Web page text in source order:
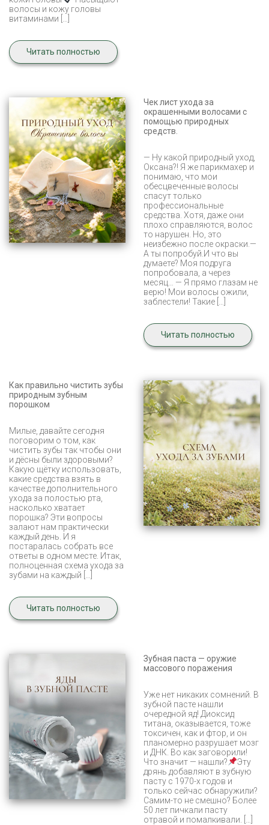
волосы и кожу головы
витаминами […]
Читать полностью
Чек лист ухода за
окрашенными волосами с
помощью природных
средств.
— Ну какой природный уход,
Оксана?! Я же парикмахер и
понимаю, что мои
обесцвеченные волосы
спасут только
профессиональные
средства. Хотя, даже они
плохо справляются, волос
то нарушен. Но, это
неизбежно после окраски.—
А ты попробуй.И что вы
думаете? Моя подруга
попробовала, а через
месяц… — Я прямо глазам не
верю! Мои волосы ожили,
заблестели! Такие […]
Читать полностью
Как правильно чистить зубы
природным зубным
порошком
Милые, давайте сегодня
поговорим о том, как
чистить зубы так чтобы они
и дёсны были здоровыми?
Какую щётку использовать,
какие средства взять в
качестве дополнительного
ухода за полостью рта,
насколько хватает
порошка? Эти вопросы
залают нам практически
каждый день. И я
постаралась собрать все
ответы в одном месте. Итак,
полноценная схема ухода за
зубами на каждый […]
Читать полностью
Зубная паста — оружие
массового поражения
Уже нет никаких сомнений. В
зубной пасте нашли
очередной яд! Диоксид
титана, оказывается, тоже
токсичен, как и фтор, и он
планомерно разрушает мозг
и ДНК. Во как заговорили!
Что значит — нашли?
Эту
дрянь добавляют в зубную
пасту с 1970-х годов и
только сейчас обнаружили?
Самим-то не смешно? Более
50 лет пичкали пасту
отравой и помалкивали. […]